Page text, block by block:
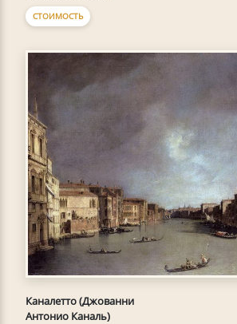
СТОИМОСТЬ
Каналетто (Джованни
Антонио Каналь)